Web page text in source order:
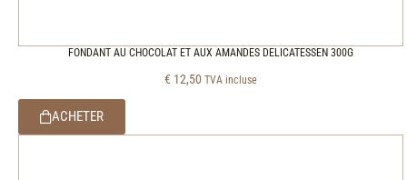
FONDANT AU CHOCOLAT ET AUX AMANDES DELICATESSEN 300G
€ 12,50 TVA incluse
ACHETER